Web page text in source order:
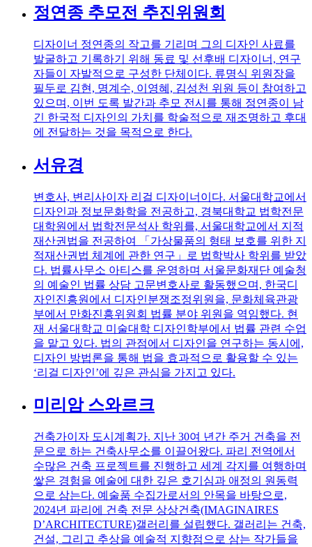
정연종 추모전 추진위원회
디자이너 정연종의 작고를 기리며 그의 디자인 사료를
발굴하고 기록하기 위해 동료 및 선후배 디자이너, 연구
자들이 자발적으로 구성한 단체이다. 류명식 위원장을
필두로 김현, 명계수, 이영혜, 김성천 위원 등이 참여하고
있으며, 이번 도록 발간과 추모 전시를 통해 정연종이 남
긴 한국적 디자인의 가치를 학술적으로 재조명하고 후대
에 전달하는 것을 목적으로 한다.
서유경
변호사, 변리사이자 리걸 디자이너이다. 서울대학교에서
디자인과 정보문화학을 전공하고, 경북대학교 법학전문
대학원에서 법학전문석사 학위를, 서울대학교에서 지적
재산권법을 전공하여 「가상물품의 형태 보호를 위한 지
적재산권법 체계에 관한 연구」로 법학박사 학위를 받았
다. 법률사무소 아티스를 운영하며 서울문화재단 예술청
의 예술인 법률 상담 고문변호사로 활동했으며, 한국디
자인진흥원에서 디자인분쟁조정위원을, 문화체육관광
부에서 만화진흥위원회 법률 분야 위원을 역임했다. 현
재 서울대학교 미술대학 디자인학부에서 법률 관련 수업
을 맡고 있다. 법의 관점에서 디자인을 연구하는 동시에,
디자인 방법론을 통해 법을 효과적으로 활용할 수 있는
‘리걸 디자인’에 깊은 관심을 가지고 있다.
미리암 스와르크
건축가이자 도시계획가. 지난 30여 년간 주거 건축을 전
문으로 하는 건축사무소를 이끌어왔다. 파리 전역에서
수많은 건축 프로젝트를 진행하고 세계 각지를 여행하며
쌓은 경험을 예술에 대한 깊은 호기심과 애정의 원동력
으로 삼는다. 예술품 수집가로서의 안목을 바탕으로,
2024년 파리에 건축 전문 상상건축(IMAGINAIRES
D’ARCHITECTURE)갤러리를 설립했다. 갤러리는 건축,
건설, 그리고 추상을 예술적 지향점으로 삼는 작가들을